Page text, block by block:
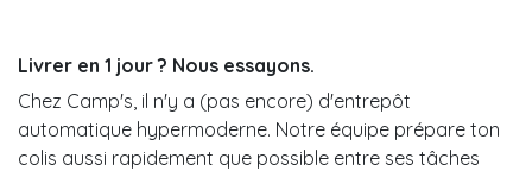
Livrer en 1 jour ? Nous essayons.
Chez Camp's, il n'y a (pas encore) d'entrepôt
automatique hypermoderne. Notre équipe prépare ton
colis aussi rapidement que possible entre ses tâches